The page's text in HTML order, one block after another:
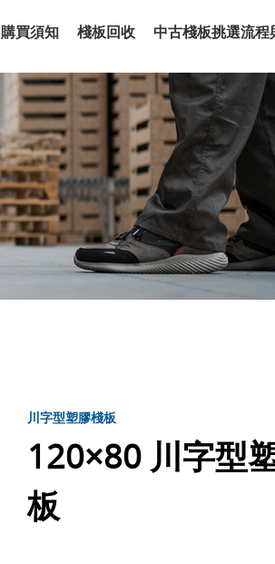
購買須知 棧板回收 中古棧板挑選流程
川字型塑膠棧板
120×80 川字型
板